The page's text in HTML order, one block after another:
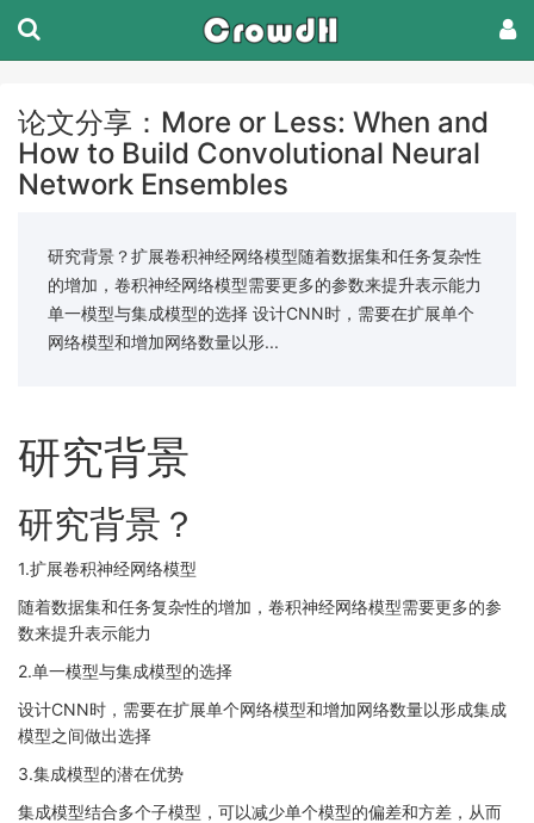
论文分享：More or Less: When and
How to Build Convolutional Neural
Network Ensembles
研究背景？扩展卷积神经网络模型随着数据集和任务复杂性
的增加，卷积神经网络模型需要更多的参数来提升表示能力
单一模型与集成模型的选择 设计CNN时，需要在扩展单个
网络模型和增加网络数量以形...
研究背景
研究背景？
1.扩展卷积神经网络模型
随着数据集和任务复杂性的增加，卷积神经网络模型需要更多的参
数来提升表示能力
2.单一模型与集成模型的选择
设计CNN时，需要在扩展单个网络模型和增加网络数量以形成集成
模型之间做出选择
3.集成模型的潜在优势
集成模型结合多个子模型，可以减少单个模型的偏差和方差，从而